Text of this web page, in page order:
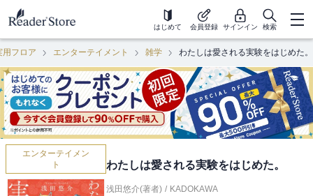
はじめて 会員登録 サインイン 検索
用フロア エンターテイメント 雑学 わたしは愛される実験をはじめた。
エンターテイメン
ト
わたしは愛される実験をはじめた。
浅田悠介(著者) / KADOKAWA